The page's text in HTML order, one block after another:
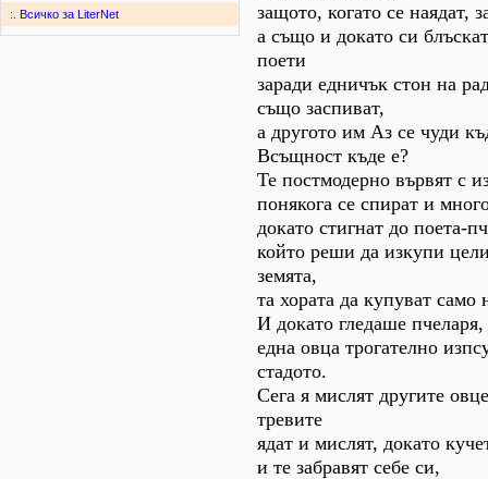
:. Всичко за LiterNet
защото, когато се наядат,
а също и докато си
поети
заради едничък стон на
също заспиват,
а другото им Аз се чуди
Всъщност къде е?
Те постмодерно вървят с
понякога се спират и
докато стигнат до поета-
който реши да изкупи
земята,
та хората да купуват само
И докато гледаше пчеларя,
една овца трогателно
стадото.
Сега я мислят другите
тревите
ядат и мислят, докато
и те забравят себе си,